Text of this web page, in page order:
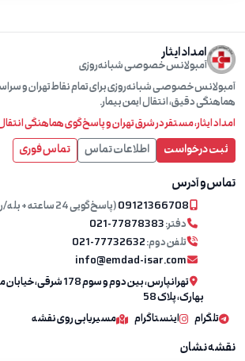
امداد ایثار
آمبولانس خصوصی شبانه‌روزی
آمبولانس خصوصی شبانه‌روزی برای تمام نقاط تهران و
هماهنگی دقیق، انتقال ایمن بیمار.
امداد ایثار، مستقر در شرق تهران و پاسخ‌گوی هماهنگی
ثبت درخواست اطلاعات تماس تماس فوری
تماس و آدرس
09121366708(پاسخ‌گویی 24 ساعته + بله/روبیکا/تلگرام/واتساپ)
دفتر:021-77878383
تلفن دوم:021-77732632
info@emdad-isar.com
تهرانپارس، بین دوم و سوم
بهارک، پلاک 58
تلگرام
اینستاگرام مسیریابی روی نقشه
نقشه نشان